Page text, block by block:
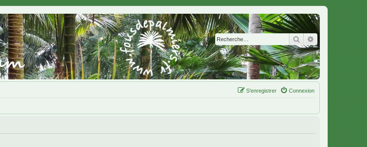
Rechercher
Connexion
S’enregistrer